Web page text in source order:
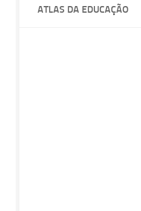
ATLAS DA EDUCAÇÃO